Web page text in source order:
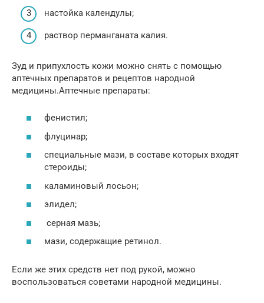
настойка календулы;
раствор перманганата калия.
Зуд и припухлость кожи можно снять с помощью
аптечных препаратов и рецептов народной
медицины.Аптечные препараты:
фенистил;
флуцинар;
специальные мази, в составе которых входят
стероиды;
каламиновый лосьон;
элидел;
серная мазь;
мази, содержащие ретинол.
Если же этих средств нет под рукой, можно
воспользоваться советами народной медицины.